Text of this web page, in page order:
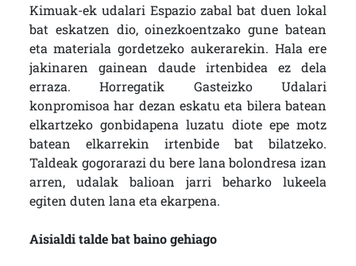
Kimuak-ek udalari Espazio zabal bat duen lokal
bat eskatzen dio, oinezkoentzako gune batean
eta materiala gordetzeko aukerarekin. Hala ere
jakinaren gainean daude irtenbidea ez dela
erraza. Horregatik Gasteizko Udalari
konpromisoa har dezan eskatu eta bilera batean
elkartzeko gonbidapena luzatu diote epe motz
batean elkarrekin irtenbide bat bilatzeko.
Taldeak gogorarazi du bere lana bolondresa izan
arren, udalak balioan jarri beharko lukeela
egiten duten lana eta ekarpena.
Aisialdi talde bat baino gehiago